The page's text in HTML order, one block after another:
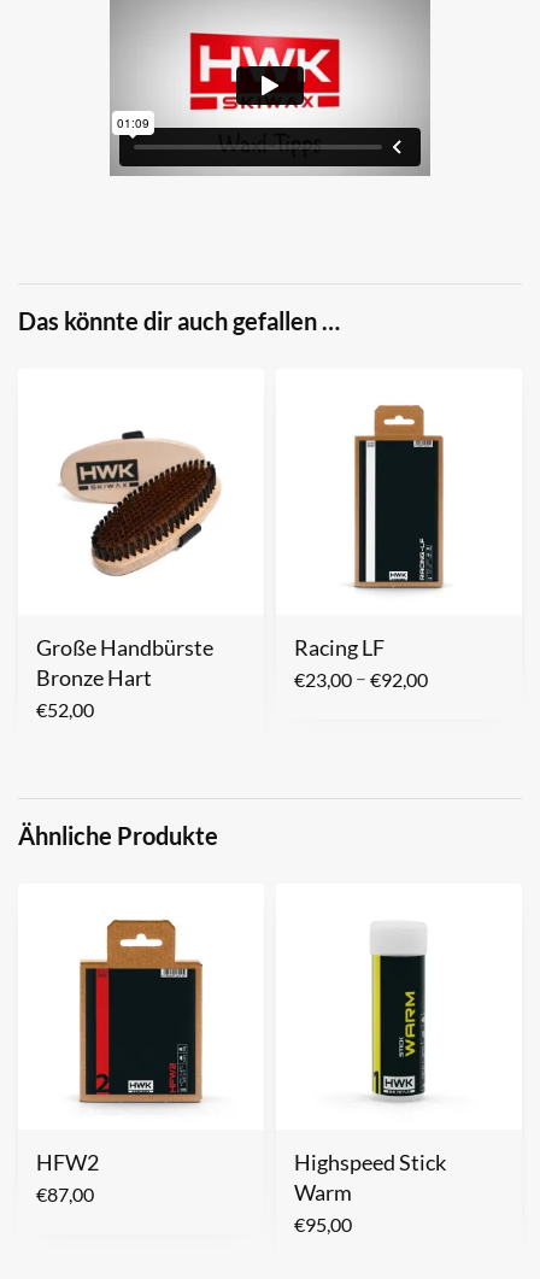
Das könnte dir auch gefallen …
Große Handbürste
Bronze Hart
€52,00
Racing LF
€23,00 – €92,00
Ähnliche Produkte
HFW2
€87,00
Highspeed Stick
Warm
€95,00